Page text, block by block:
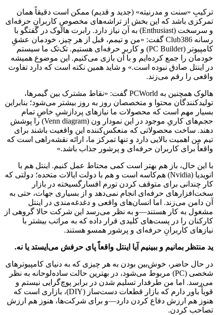
ترکیبِ «سنت و مدرنیته» (جدید و قدیم) ممکن است دقیقاً همان
تمرکزی باشد که این بخش از تراشه‌های مخصوصِ کاربرانِ حرفه‌ای
و سرسخت (Enthusiast) به آن نیاز دارد. رابرت هالوک در گفتگو با
رسانه Club386 گفت: «من و تیمم، قبل از هر چیز، خودمان عشقِ
کامپیوتر (PC Builder) و کاربر حرفه‌ای هستیم. تک‌تک ما سیستم
خودمان را جمع کرده‌ایم و با آن بازی می‌کنیم. این موضوع همیشه
در اینتل صادق نبوده است.» و شاید همین نکته است که دارد تفاوت
واقعی را رقم می‌زند.
هالوک همچنین به PCWorld گفت: «نقاط مشترک بین گیمرها،
تولیدکنندگان محتوا و متخصصان روز به روز بیشتر می‌شود؛ بنابراین
بسیار مهم است که محصولات ما نیازهای پردازشیِ خاصِ تمام
حجم‌های کاریِ موجود در این نمودار ون (Venn diagram) را پوشش
دهند. ساخت محصولاتی که منعکس‌کننده این واقعیت باشند برای
تیم من اهمیت بالایی دارد و تنها تمرکز ما، ارائه نقشه‌راهی است که
واقعاً برای کاربران حرفه‌ای و پرشور جذاب باشد.»
با این حال، باز هم بهتر است کمی محتاط عمل کنیم. اینتل هم با
انویدیا (Nvidia) هم‌کاسه است و هم با دولت ایالات متحده؛ دولتی که
کار چندانی برای متوقف کردن تورم افسارگسیخته در بازار
سخت‌افزارهای حرفه‌ای انجام نمی‌دهد و از بسیاری جهات، حتی به
آن دامن می‌زند. اما انسان‌های واقعی و دغدغه‌مندی در اینتل
مشغول به کار هستند—و به نظر می‌رسد این شرکت حالا گروهی از
کارکنان را در پست‌های کلیدی قرار داده که به مراتب بیشتر با
نیازهای کاربرانِ حرفه‌ای و پرشور همسو هستند.
ید منتظر بمانیم و ببینیم آیا اینتل واقعاً پای حرفش می‌ایستد یا نه.
در حال حاضر، خوش‌بین بودن به هر چیزی که به دنیای کامپیوترهای
شخصی (PC) مربوط می‌شود، در بهترین حالت ساده‌لوحانه به نظر
می‌رسد. اما من طرفدار تسلیم شدن در برابر پوچ‌گرایی نیستم و
قویاً باور دارم که بازار قطعات دست‌ساز (DIY)، بازاری است که
هنوز هم ارزش دفاع کردن دارد—و برای شرکت‌ها، هنوز هم ارزش
تصاحب کردن.